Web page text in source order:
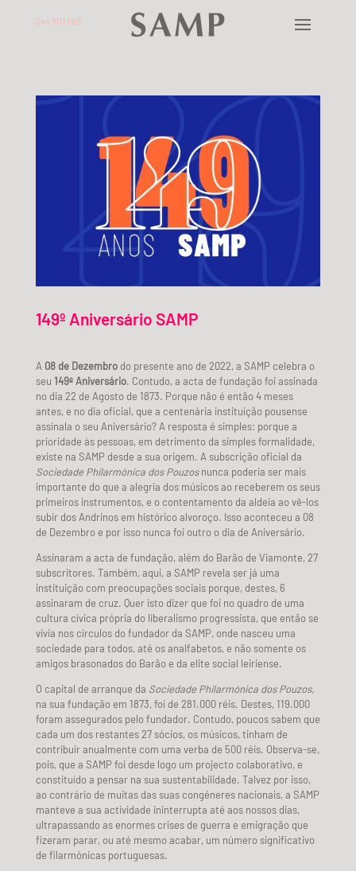
244 801 685
149º Aniversário SAMP
A 08 de Dezembrodo presente ano de 2022, a SAMP celebra o
seu 149º Aniversário. Contudo, a acta de fundação foi assinada
no dia 22 de Agosto de 1873. Porque não é então 4 meses
antes, e no dia oficial, que a centenária instituição pousense
assinala o seu Aniversário? A resposta é simples: porque a
prioridade às pessoas, em detrimento da simples formalidade,
existe na SAMP desde a sua origem. A subscrição oficial da
Sociedade Philarmónica dos Pouzosnunca poderia ser mais
importante do que a alegria dos músicos ao receberem os seus
primeiros instrumentos, e o contentamento da aldeia ao vê-los
subir dos Andrinos em histórico alvoroço. Isso aconteceu a 08
de Dezembro e por isso nunca foi outro o dia de Aniversário.
Assinaram a acta de fundação, além do Barão de Viamonte, 27
subscritores. Também, aqui, a SAMP revela ser já uma
instituição com preocupações sociais porque, destes, 6
assinaram de cruz. Quer isto dizer que foi no quadro de uma
cultura cívica própria do liberalismo progressista, que então se
vivia nos círculos do fundador da SAMP, onde nasceu uma
sociedade para todos, até os analfabetos, e não somente os
amigos brasonados do Barão e da elite social leiriense.
O capital de arranque da Sociedade Philarmónica dos Pouzos,
na sua fundação em 1873, foi de 281.000 réis. Destes, 119.000
foram assegurados pelo fundador. Contudo, poucos sabem que
cada um dos restantes 27 sócios, os músicos, tinham de
contribuir anualmente com uma verba de 500 réis. Observa-se,
pois, que a SAMP foi desde logo um projecto colaborativo, e
constituído a pensar na sua sustentabilidade. Talvez por isso,
ao contrário de muitas das suas congéneres nacionais, a SAMP
manteve a sua actividade ininterrupta até aos nossos dias,
ultrapassando as enormes crises de guerra e emigração que
fizeram parar, ou até mesmo acabar, um número significativo
de filarmónicas portuguesas.